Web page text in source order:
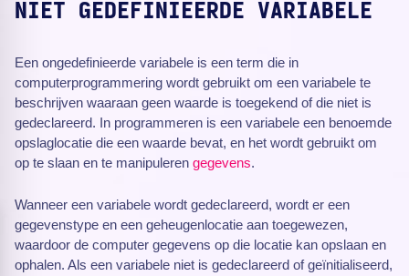
NIET GEDEFINIEERDE VARIABELE
Een ongedefinieerde variabele is een term die in
computerprogrammering wordt gebruikt om een variabele te
beschrijven waaraan geen waarde is toegekend of die niet is
gedeclareerd. In programmeren is een variabele een benoemde
opslaglocatie die een waarde bevat, en het wordt gebruikt om
op te slaan en te manipuleren gegevens.
Wanneer een variabele wordt gedeclareerd, wordt er een
gegevenstype en een geheugenlocatie aan toegewezen,
waardoor de computer gegevens op die locatie kan opslaan en
ophalen. Als een variabele niet is gedeclareerd of geïnitialiseerd,